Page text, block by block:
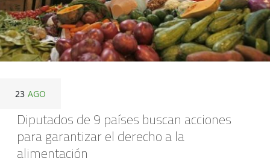
23 AGO
Diputados de 9 países buscan acciones
para garantizar el derecho a la
alimentación